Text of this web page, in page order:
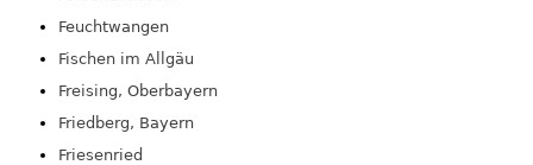
Feuchtwangen
Fischen im Allgäu
Freising, Oberbayern
Friedberg, Bayern
Friesenried